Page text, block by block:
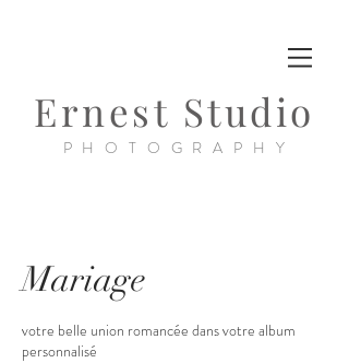
Ernest Studio
PHOTOGRAPHY
Mariage
votre belle union romancée dans votre album
personnalisé